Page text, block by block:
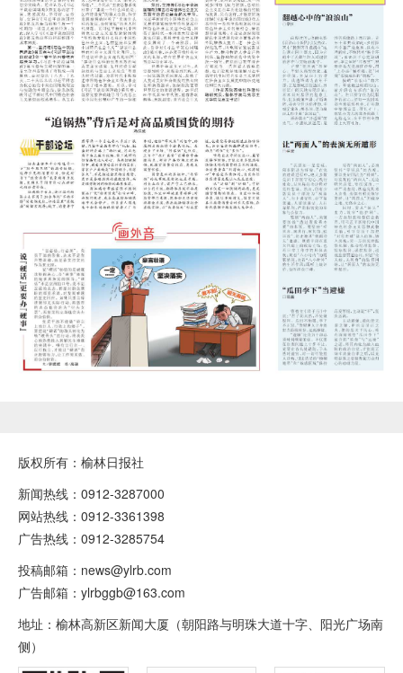
版权所有：榆林日报社
新闻热线：0912-3287000
网站热线：0912-3361398
广告热线：0912-3285754
投稿邮箱：news@ylrb.com
广告邮箱：ylrbggb@163.com
地址：榆林高新区新闻大厦（朝阳路与明珠大道十字、阳光广场南
侧）